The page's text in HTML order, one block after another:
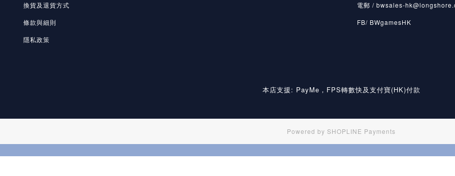
換貨及退貨方式
條款與細則
隱私政策
電郵 / bwsales-
FB/ BWgamesHK
本店支援: PayMe，FPS轉數快及支付寶(HK)付款
Powered by SHOPLINE Payments